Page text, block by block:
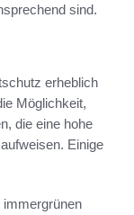
sind.
erheblich
Möglichkeit,
die eine hohe
Einige
immergrünen